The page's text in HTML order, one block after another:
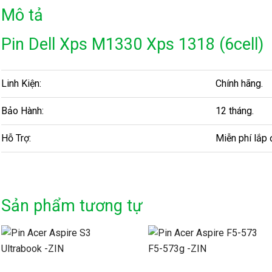
Mô tả
Pin Dell Xps M1330 Xps 1318 (6cell)
Linh Kiện: Chính hãng.
Bảo Hành: 12 tháng.
Hỗ Trợ: Miễn phí lắp
Sản phẩm tương tự